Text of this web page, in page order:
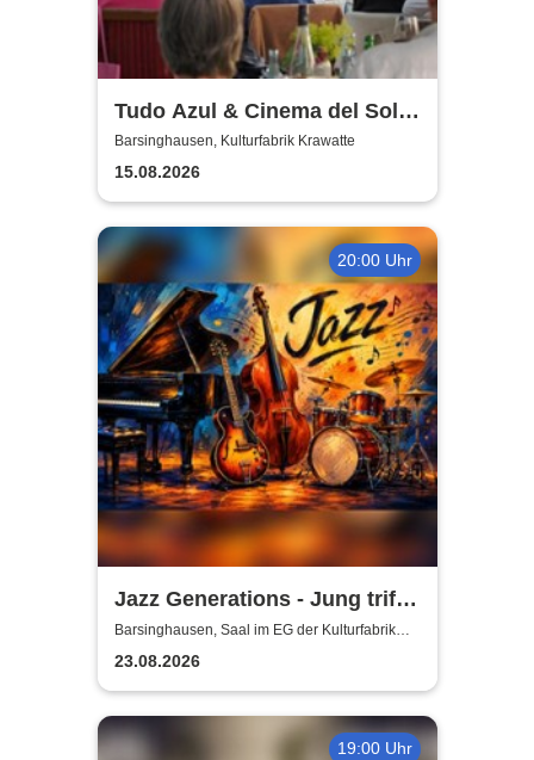
Tudo Azul & Cinema del Sol:
Das tiefste Blau
Barsinghausen, Kulturfabrik Krawatte
15.08.2026
20:00 Uhr
Jazz Generations - Jung trifft
Alt
Barsinghausen, Saal im EG der Kulturfabrik
Krawatte
23.08.2026
19:00 Uhr